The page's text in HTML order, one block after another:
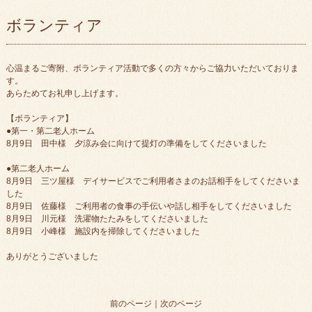
ボランティア
心温まるご寄附、ボランティア活動で多くの方々からご協力いただいておりま
す。
あらためてお礼申し上げます。
【ボランティア】
●第一・第二老人ホーム
8月9日 田中様 夕涼み会に向けて提灯の準備をしてくださいました
●第二老人ホーム
8月9日 三ツ屋様 デイサービスでご利用者さまのお話相手をしてくださいま
した
8月9日 佐藤様 ご利用者の食事の手伝いや話し相手をしてくださいました
8月9日 川元様 洗濯物たたみをしてくださいました
8月9日 小峰様 施設内を掃除してくださいました
ありがとうございました
前のページ ｜ 次のページ